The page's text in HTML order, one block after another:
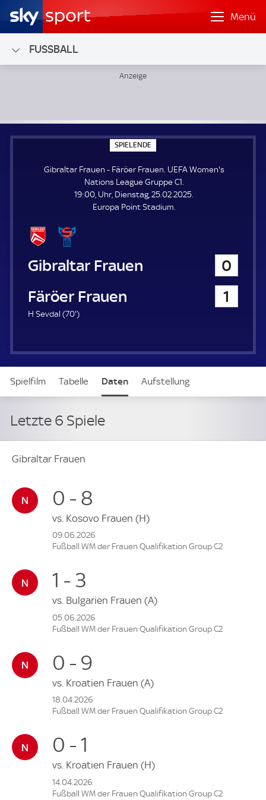
Menü
FUSSBALL
SPIELENDE
P
E
E
N
E
Gibraltar Frauen - Färöer Frauen. UEFA Women's
Nations League Gruppe C1.
19:00, Uhr, Dienstag, 25.02.2025.
Europa Point Stadium.
Gibraltar Frauen
0
Färöer Frauen
1
H Sevdal (70'7
u
t
)
Spielfilm Tabelle Daten Aufstellung
Letzte 6 Spiele
Gibraltar Frauen
0 - 8
vs. Kosovo Frauen (H)
09.06.2026
Fußball WM der Frauen Qualifikation Group C2
1 - 3
vs. Bulgarien Frauen (A)
05.06.2026
Fußball WM der Frauen Qualifikation Group C2
0 - 9
vs. Kroatien Frauen (A)
18.04.2026
Fußball WM der Frauen Qualifikation Group C2
0 - 1
vs. Kroatien Frauen (H)
14.04.2026
Fußball WM der Frauen Qualifikation Group C2